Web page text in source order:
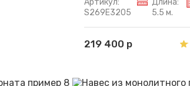
Артикул:
S269E3205
Длина:
5.5 м.
219 400 р